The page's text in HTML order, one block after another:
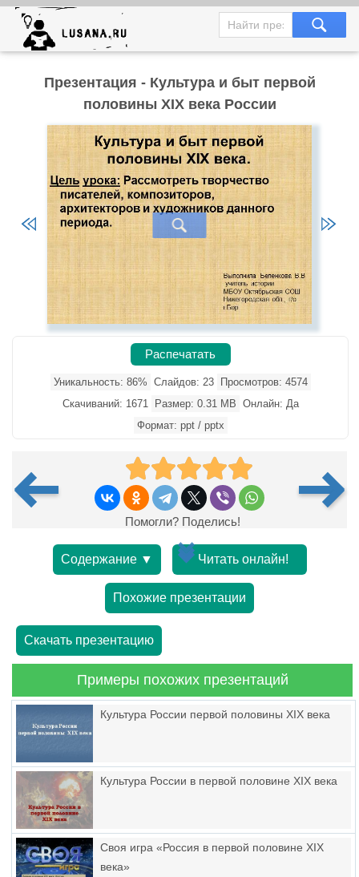
Презентация - Культура и быт первой
половины XIX века России
Распечатать
Уникальность: 86% Слайдов: 23
Просмотров: 4574
Скачиваний: 1671
Размер: 0.31 MB Онлайн: Да
Формат: ppt / pptx
Помогли? Поделись!
Содержание ▼ Читать онлайн!
Похожие презентации
Скачать презентацию
Примеры похожих презентаций
Культура России первой половины XIX века
Культура России в первой половине XIX века
Своя игра «Россия в первой половине XIX
века»